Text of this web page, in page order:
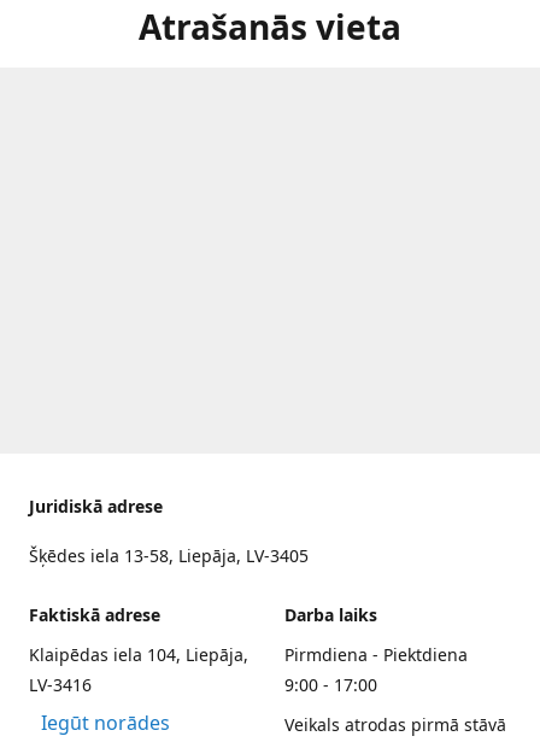
Atrašanās vieta
Juridiskā adrese
Šķēdes iela 13-58, Liepāja, LV-3405
Faktiskā adrese
Klaipēdas iela 104, Liepāja,
LV-3416
Iegūt norādes
Darba laiks
Pirmdiena - Piektdiena
9:00 - 17:00
Veikals atrodas pirmā stāvā